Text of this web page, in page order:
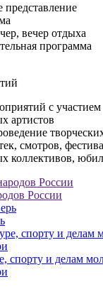
представление
вечер отдыха
программа
с участием
артистов
смотров,
коллективов,
России
спорту и делам